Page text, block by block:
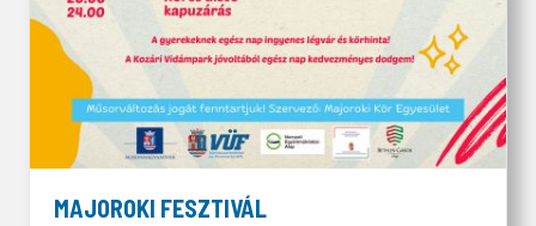
MAJOROKI FESZTIVÁL